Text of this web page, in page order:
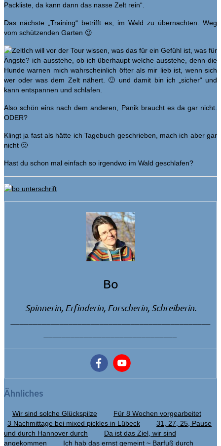
Packliste, da kann dann das nasse Zelt rein“.
Das nächste „Training“ betrifft es, im Wald zu übernachten. Weg
vom schützenden Garten 😉
Ich will vor der Tour wissen, was das für ein Gefühl ist, was für
Ängste? ich ausstehe, ob ich überhaupt welche ausstehe, denn die
Hunde warnen mich wahrscheinlich öfter als mir lieb ist, wenn sich
wer oder was dem Zelt nähert. 🙂 und damit bin ich „sicher“ und
kann entspannen und schlafen.
Also schön eins nach dem anderen, Panik braucht es da gar nicht.
ODER?
Klingt ja fast als hätte ich Tagebuch geschrieben, mach ich aber gar
nicht 🙂
Hast du schon mal einfach so irgendwo im Wald geschlafen?
Bo
Spinnerin, Erfinderin, Forscherin, Schreiberin.
Ähnliches
Wir sind solche Glückspilze
Für 8 Wochen vorgearbeitet
3 Nachmittage bei mixed pickles in Lübeck
31, 27, 25, Pause
und durch Hannover durch
Da ist das Ziel, wir sind
angekommen
Ich hab das ernst gemeint ~ Barfuß durch